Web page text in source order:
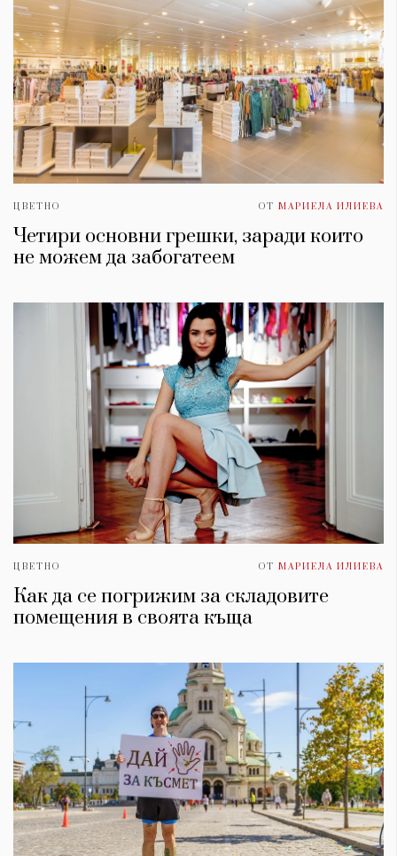
ЦВЕТНО ОТ МАРИЕЛА ИЛИЕВА
Четири основни грешки, заради които
не можем да забогатеем
ЦВЕТНО ОТ МАРИЕЛА ИЛИЕВА
Как да се погрижим за складовите
помещения в своята къща